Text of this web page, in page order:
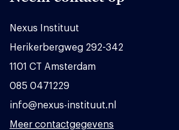
Nexus Instituut
Herikerbergweg 292-342
1101 CT Amsterdam
085 0471229
info@nexus-instituut.nl
Meer contactgegevens